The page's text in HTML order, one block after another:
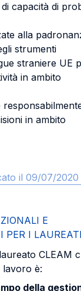
capacità di
alla
strumenti
straniere UE
in ambito
in ambito
il 09/07/2020
E
PER I
CLEAM
lavoro è:
della